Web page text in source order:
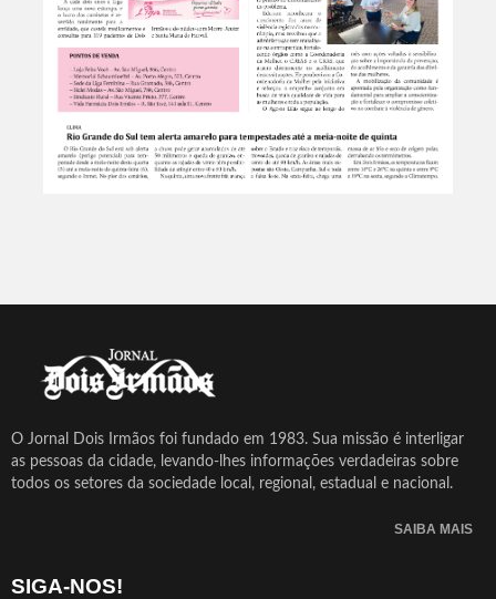
O Jornal Dois Irmãos foi fundado em 1983. Sua missão é interligar
as pessoas da cidade, levando-lhes informações verdadeiras sobre
todos os setores da sociedade local, regional, estadual e nacional.
SAIBA MAIS
SIGA-NOS!